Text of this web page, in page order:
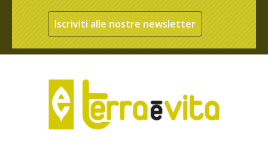
Iscriviti alle nostre newsletter